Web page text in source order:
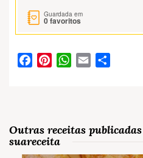
Guardada em
0favoritos
FacebookPinterestWhatsApp
Email
Outras receitas
suareceita